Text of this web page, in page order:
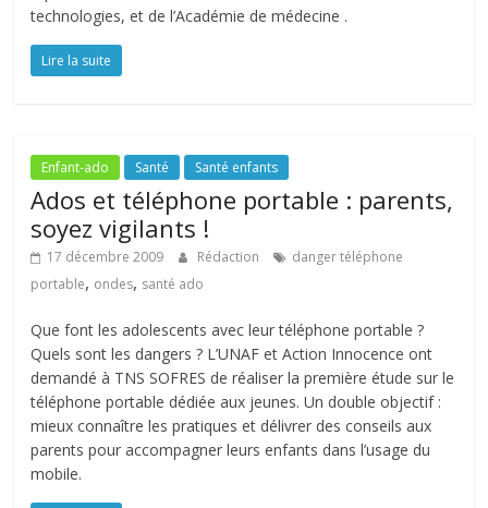
technologies, et de l’Académie de médecine .
Lire la suite
Enfant-ado Santé Santé enfants
Ados et téléphone portable : parents,
soyez vigilants !
17 décembre 2009 Rédaction
danger téléphone
portable, ondes, santé ado
Que font les adolescents avec leur téléphone portable ?
Quels sont les dangers ? L’UNAF et Action Innocence ont
demandé à TNS SOFRES de réaliser la première étude sur le
téléphone portable dédiée aux jeunes. Un double objectif :
mieux connaître les pratiques et délivrer des conseils aux
parents pour accompagner leurs enfants dans l’usage du
mobile.